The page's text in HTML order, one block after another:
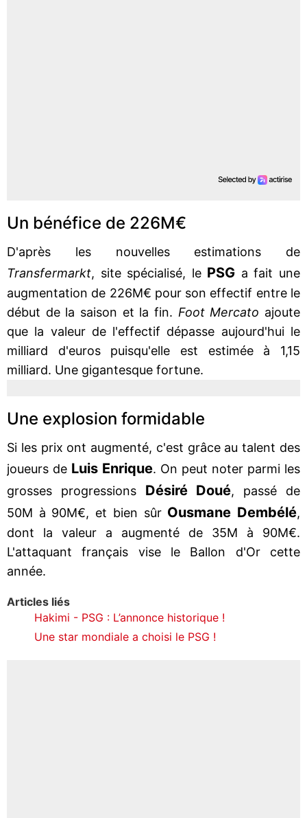
Un bénéfice de 226M€
D'après les nouvelles estimations de
Transfermarkt, site spécialisé, le PSG a fait une
augmentation de 226M€ pour son effectif entre le
début de la saison et la fin. Foot Mercato ajoute
que la valeur de l'effectif dépasse aujourd'hui le
milliard d'euros puisqu'elle est estimée à 1,15
milliard. Une gigantesque fortune.
Une explosion formidable
Si les prix ont augmenté, c'est grâce au talent des
joueurs de Luis Enrique. On peut noter parmi les
grosses progressions Désiré Doué, passé de
50M à 90M€, et bien sûr Ousmane Dembélé,
dont la valeur a augmenté de 35M à 90M€.
L'attaquant français vise le Ballon d'Or cette
année.
Articles liés
Hakimi - PSG : L’annonce historique !
Une star mondiale a choisi le PSG !